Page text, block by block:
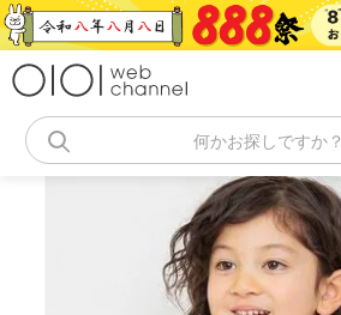
コ
ン
何かお探しですか？